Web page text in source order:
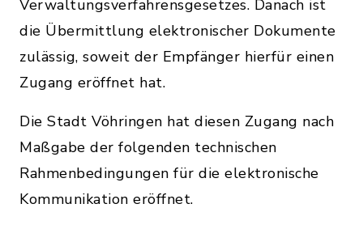
Verwaltungsverfahrensgesetzes. Danach ist
die Übermittlung elektronischer Dokumente
zulässig, soweit der Empfänger hierfür einen
Zugang eröffnet hat.
Die Stadt Vöhringen hat diesen Zugang nach
Maßgabe der folgenden technischen
Rahmenbedingungen für die elektronische
Kommunikation eröffnet.